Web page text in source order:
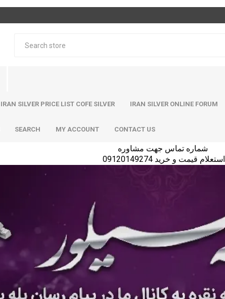
IRAN SILVER PRICE LIST COFE SILVER IRAN SILVER ONLINE FORUM
SEARCH MY ACCOUNT CONTACT US
استعلام قیمت و خرید 09120149274